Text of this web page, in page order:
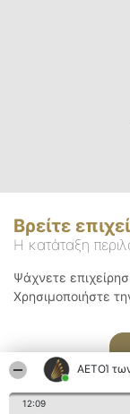
ΑΕΤΟΊ
12:09
Βρείτε
Η κατάταξη
Ψάχνετε
Χρησιμοποιήστε